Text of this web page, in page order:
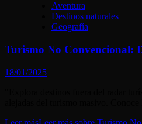
Aventura
Destinos naturales
Geografía
Turismo No Convencional:
18/01/2025